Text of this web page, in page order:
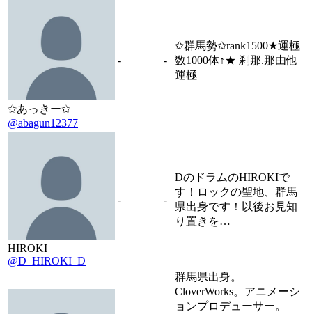
✩あっきー✩
@abagun12377
- -
✩群馬勢✩rank1500★運極
数1000体↑★ 刹那.那由他
運極
HIROKI
@D_HIROKI_D
- -
DのドラムのHIROKIで
す！ロックの聖地、群馬
県出身です！以後お見知
り置きを…
群馬県出身。
CloverWorks。アニメーシ
ョンプロデューサー。